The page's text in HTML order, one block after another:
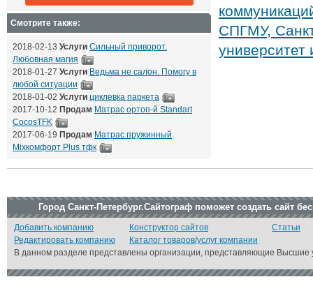
СПГМУ,
Смотрите также:
2018-02-13 Услуги Сильный приворот.
Любовная магия
2018-01-27 Услуги Ведьма не салон. Помогу в
любой ситуации
2018-01-02 Услуги циклевка паркета
2017-10-12 Продам Матрас ортоп-й Standart
CocosTFK
2017-06-19 Продам Матрас пружинный
Mixкомфорт Plus тфк
Город Санкт-Петербург.Сайтограф поможет создать сайт
Добавить компанию
Редактировать компанию
Конструктор сайтов
Каталог товаров/услуг компании
Статьи
В данном разделе представлены организации, представляющие